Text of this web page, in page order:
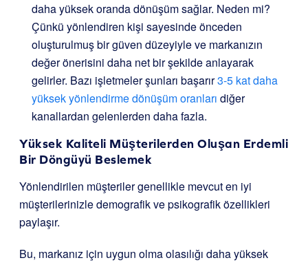
daha yüksek oranda dönüşüm sağlar. Neden mi?
Çünkü yönlendiren kişi sayesinde önceden
oluşturulmuş bir güven düzeyiyle ve markanızın
değer önerisini daha net bir şekilde anlayarak
gelirler. Bazı işletmeler şunları başarır3-5 kat daha
yüksek yönlendirme dönüşüm oranları diğer
kanallardan gelenlerden daha fazla.
Yüksek Kaliteli Müşterilerden Oluşan Erdemli
Bir Döngüyü Beslemek
Yönlendirilen müşteriler genellikle mevcut en iyi
müşterilerinizle demografik ve psikografik özellikleri
paylaşır.
Bu, markanız için uygun olma olasılığı daha yüksek